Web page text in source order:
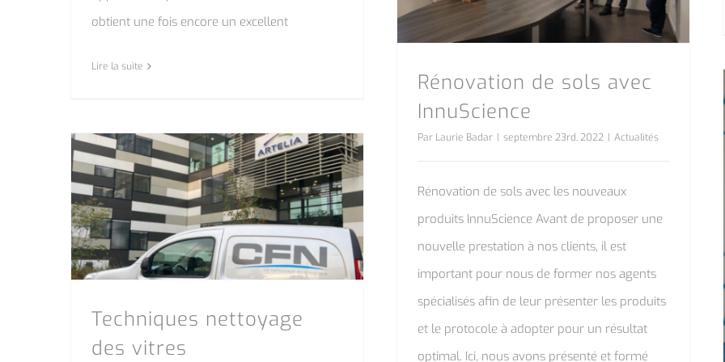
obtient une fois encore un excellent
Lire la suite
Rénovation de sols avec
InnuScience
Par Laurie Badar | septembre 23rd, 2022 | Actualités
Rénovation de sols avec les nouveaux
produits InnuScience Avant de proposer une
nouvelle prestation à nos clients, il est
important pour nous de former nos agents
spécialisés afin de leur présenter les produits
et le protocole à adopter pour un résultat
optimal. Ici, nous avons présenté et formé
Techniques nettoyage
des vitres